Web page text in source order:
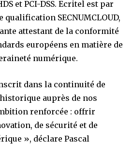
et PCI-DSS. Ecritel est par
SECNUMCLOUD,
attestant de la conformité
européens en matière de
numérique.
dans la continuité de
auprès de nos
renforcée : offrir
de sécurité et de
», déclare Pascal